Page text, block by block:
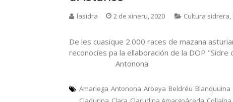
lasidra 2 de xineru, 2020 Cultura sidrera,
De les cuasique 2.000 races de mazana
reconocíes pa la ellaboración de la DOP
Antonona
Amariega Antonona Arbeya Beldréu Blanquuina